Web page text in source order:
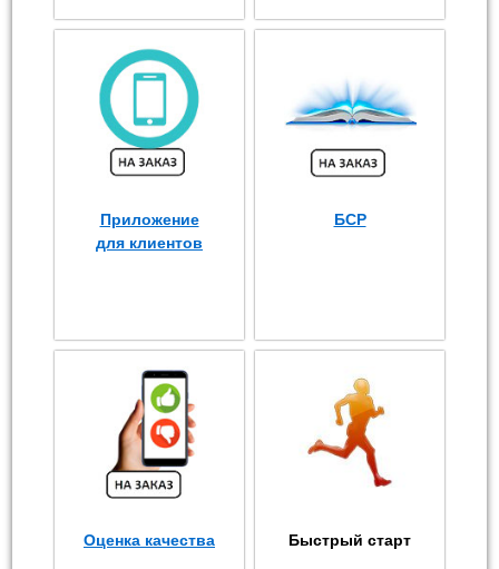
Приложение
для клиентов
БСР
Оценка качества Быстрый старт